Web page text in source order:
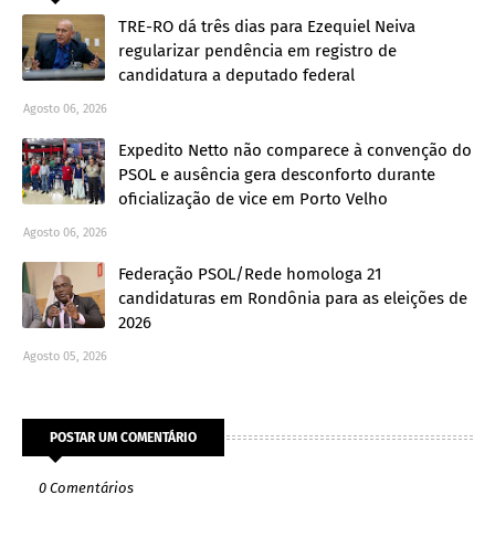
TRE-RO dá três dias para Ezequiel Neiva
regularizar pendência em registro de
candidatura a deputado federal
Agosto 06, 2026
Expedito Netto não comparece à convenção do
PSOL e ausência gera desconforto durante
oficialização de vice em Porto Velho
Agosto 06, 2026
Federação PSOL/Rede homologa 21
candidaturas em Rondônia para as eleições de
2026
Agosto 05, 2026
POSTAR UM COMENTÁRIO
0 Comentários